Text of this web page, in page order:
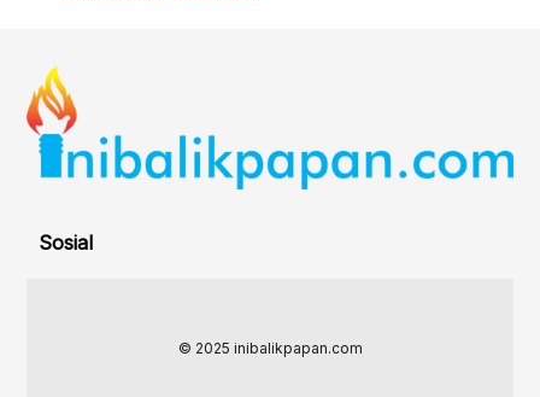
Sosial
© 2025 inibalikpapan.com